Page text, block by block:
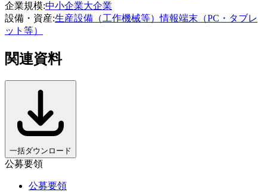
企業規模:中小企業大企業
設備・資産:生産設備（工作機械等）情報端末（PC・タブレ
ット等）
関連資料
一括ダウンロード
公募要領
公募要領